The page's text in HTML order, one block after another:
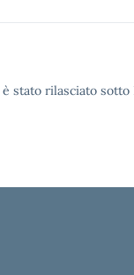
stato rilasciato